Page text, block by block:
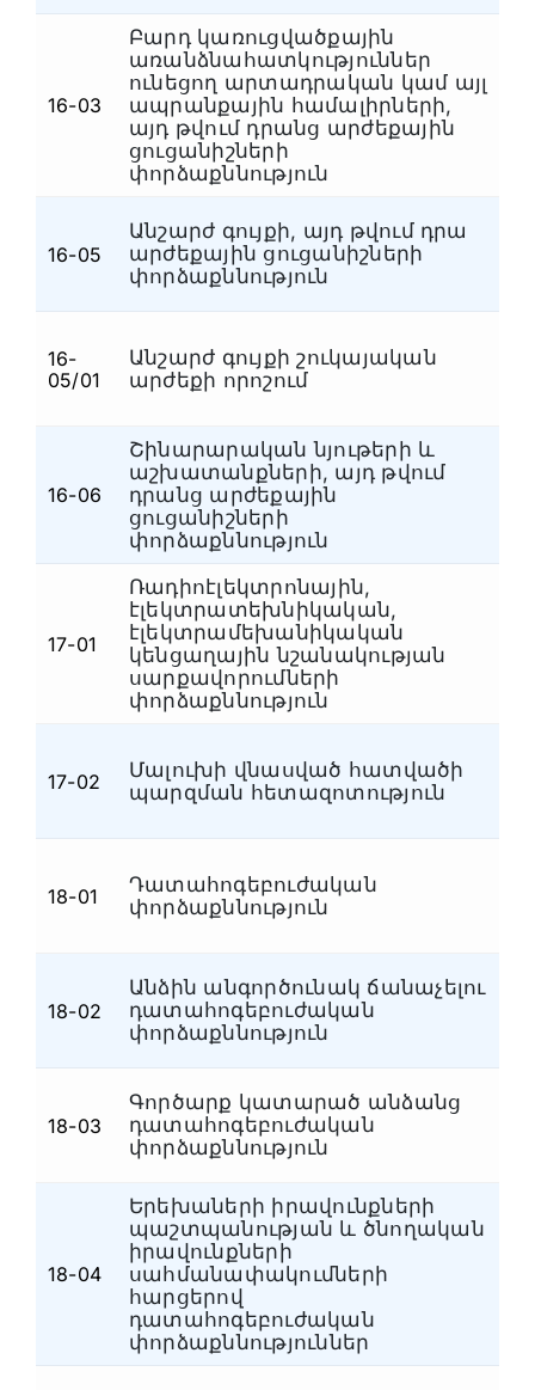
16-03
Բարդ կառուցվածքային
առանձնահատկություններ
ունեցող արտադրական կամ այլ
ապրանքային համալիրների,
այդ թվում դրանց արժեքային
ցուցանիշների
փորձաքննություն
16-05
Անշարժ գույքի, այդ թվում դրա
արժեքային ցուցանիշների
փորձաքննություն
16-
05/01
Անշարժ գույքի շուկայական
արժեքի որոշում
16-06
Շինարարական նյութերի և
աշխատանքների, այդ թվում
դրանց արժեքային
ցուցանիշների
փորձաքննություն
17-01
Ռադիոէլեկտրոնային,
էլեկտրատեխնիկական,
էլեկտրամեխանիկական
կենցաղային նշանակության
սարքավորումների
փորձաքննություն
17-02
Մալուխի վնասված հատվածի
պարզման հետազոտություն
18-01
Դատահոգեբուժական
փորձաքննություն
18-02
Անձին անգործունակ ճանաչելու
դատահոգեբուժական
փորձաքննություն
18-03
Գործարք կատարած անձանց
դատահոգեբուժական
փորձաքննություն
18-04
Երեխաների իրավունքների
պաշտպանության և ծնողական
իրավունքների
սահմանափակումների
հարցերով
դատահոգեբուժական
փորձաքննություններ